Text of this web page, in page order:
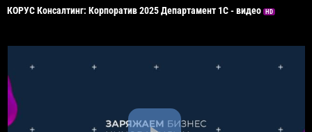
​КОРУС Консалтинг: Корпоратив 2025 Департамент 1С - видео HD